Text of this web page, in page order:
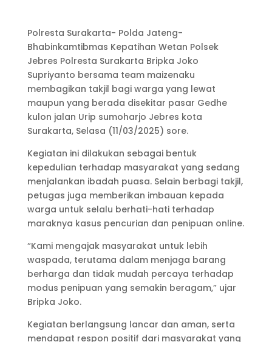
Polresta Surakarta- Polda Jateng-
Bhabinkamtibmas Kepatihan Wetan Polsek
Jebres Polresta Surakarta Bripka Joko
Supriyanto bersama team maizenaku
membagikan takjil bagi warga yang lewat
maupun yang berada disekitar pasar Gedhe
kulon jalan Urip sumoharjo Jebres kota
Surakarta, Selasa (11/03/2025) sore.
Kegiatan ini dilakukan sebagai bentuk
kepedulian terhadap masyarakat yang sedang
menjalankan ibadah puasa. Selain berbagi takjil,
petugas juga memberikan imbauan kepada
warga untuk selalu berhati-hati terhadap
maraknya kasus pencurian dan penipuan online.
“Kami mengajak masyarakat untuk lebih
waspada, terutama dalam menjaga barang
berharga dan tidak mudah percaya terhadap
modus penipuan yang semakin beragam,” ujar
Bripka Joko.
Kegiatan berlangsung lancar dan aman, serta
mendapat respon positif dari masyarakat yang